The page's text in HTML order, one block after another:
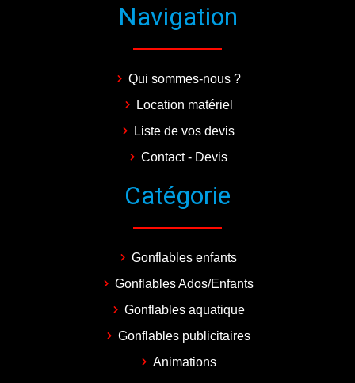
Navigation
Qui sommes-nous ?
Location matériel
Liste de vos devis
Contact - Devis
Catégorie
Gonflables enfants
Gonflables Ados/Enfants
Gonflables aquatique
Gonflables publicitaires
Animations